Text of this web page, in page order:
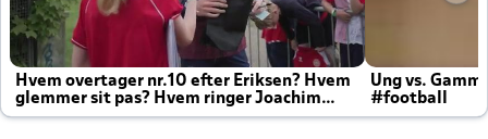
Hvem overtager nr.10 efter Eriksen? Hvem
glemmer sit pas? Hvem ringer Joachim
altid til efter kampe?
Ung vs.
#football